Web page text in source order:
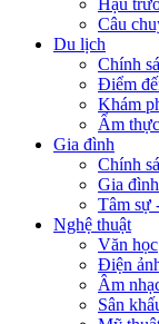
Hậu
Câu
Du lịch
Chính
Điểm
Khám
Ẩm thực
Gia đình
Chính
Gia
Tâm sự
Nghệ thuật
Văn học
Điện
Âm
Sân